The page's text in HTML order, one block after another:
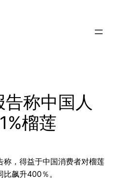
称中国人
榴莲
称，得益于中国消费者对榴莲
飙升400％。